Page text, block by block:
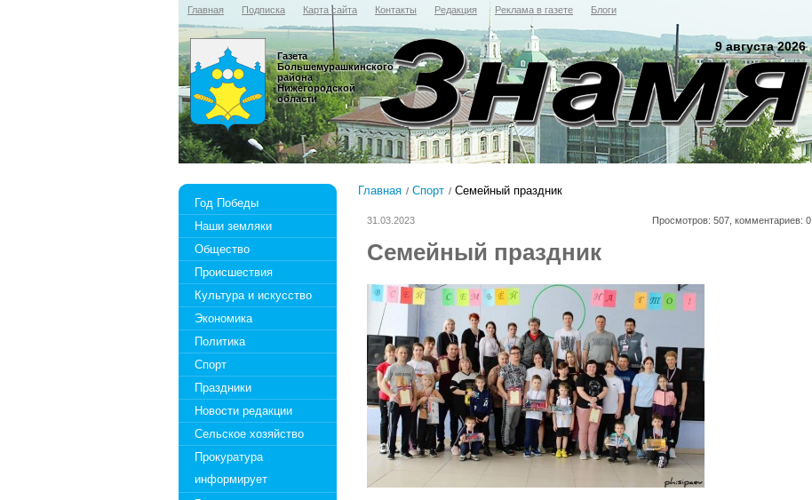
Главная Подписка Карта сайта Контакты Редакция Реклама в газете Блоги
9 августа 2026
Газета
Большемурашкинского
района
Нижегородской
области
Год Победы
Наши земляки
Общество
Происшествия
Культура и искусство
Экономика
Политика
Спорт
Праздники
Новости редакции
Сельское хозяйство
Прокуратура
информирует
Главная Спорт Семейный праздник
31.03.2023 Просмотров: 507, комментариев: 0
Семейный праздник